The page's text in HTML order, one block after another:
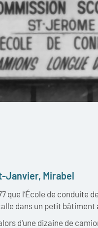
Janvier, Mirabel
que l’École de conduite
dans un petit
d'une dizaine de